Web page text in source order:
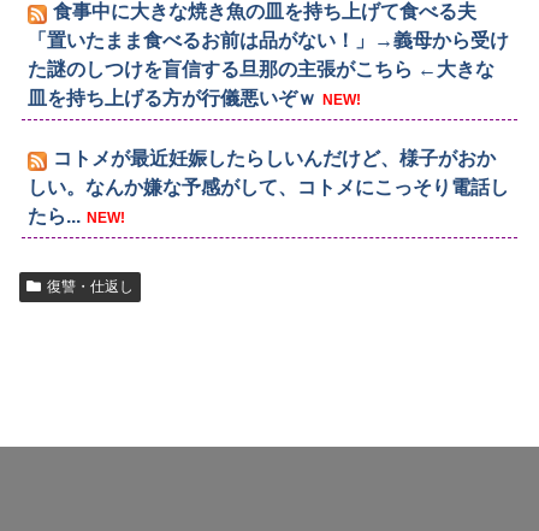
食事中に大きな焼き魚の皿を持ち上げて食べる夫
「置いたまま食べるお前は品がない！」→義母から受け
た謎のしつけを盲信する旦那の主張がこちら ←大きな
皿を持ち上げる方が行儀悪いぞｗ
NEW!
コトメが最近妊娠したらしいんだけど、様子がおか
しい。なんか嫌な予感がして、コトメにこっそり電話し
たら... NEW!
復讐・仕返し